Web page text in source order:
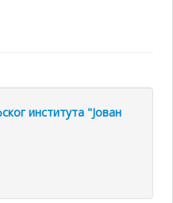
института "Јован